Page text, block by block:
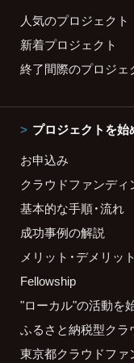
人気のプロジェクト
新着プロジェクト
終了間際のプロジェ
プロジェクトを始
お申込み
クラウドファンディ
基本的な手順・流れ
成功事例の解説
メリット・デメリット
Fellowship
"ローカル"の活動を
ふるさと納税型クラ
東京都クラウドフ